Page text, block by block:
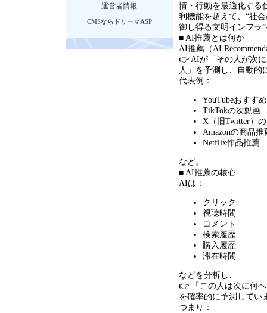
運営者情報
CMSならドリーマASP
情・行動を最適化する
利機能を超えて、“社
御し得る文明インフラ
■ AI推薦とは何か
AI推薦（AI
👉 AIが「その人が次
人」を予測し、自動的
代表例：
YouTubeおすす
TikTokの次動画
X（旧Twitter）
Amazonの商品推
Netflix作品推薦
など。
■ AI推薦の核心
AIは：
クリック
視聴時間
コメント
検索履歴
購入履歴
滞在時間
などを分析し、
👉 「この人は次に何
を確率的に予測してい
つまり：